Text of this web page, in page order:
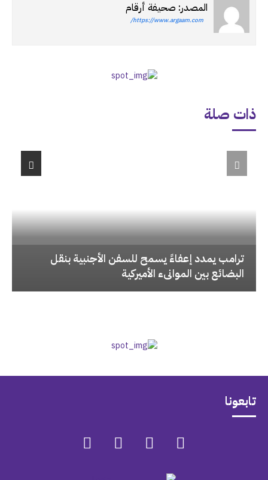
ذات صلة
‏ترامب يمدد إعفاءً يسمح للسفن الأجنبية بنقل
البضائع بين الموانىء الأميركية
المصدر: صحيفة أرقام
https://www.argaam.com/
تابعونا